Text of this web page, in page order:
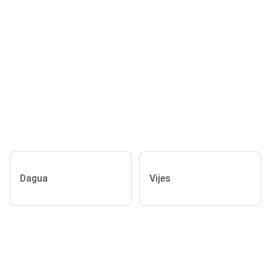
Dagua Vijes